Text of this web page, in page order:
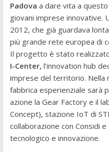
Padova a dare vita a
giovani imprese innovative.
2012, che già guardava
più grande rete europea di
Il progetto è stato
I-Center, l’innovation hub
imprese del territorio. Nella
fabbrica esperienziale sarà
azione la Gear Factory e il
Concept), stazione IoT di
collaborazione con Considi
tecnologico e innovazione.